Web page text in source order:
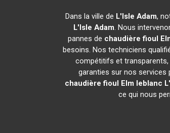
Dans la ville de L'Isle Adam,
L'Isle Adam. Nous
pannes de chaudière fioul
besoins. Nos techniciens
compétitifs et
garanties sur nos services
chaudière fioul Elm leblanc
ce qui nous